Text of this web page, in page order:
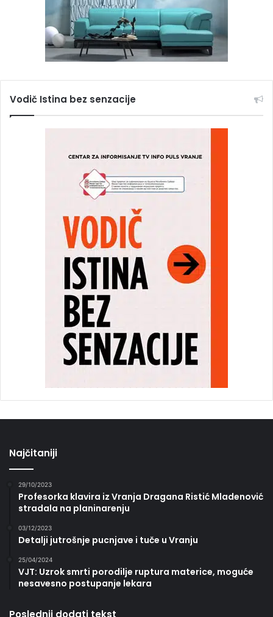
Vodič Istina bez senzacije
Najčitaniji
29/10/2023
Profesorka klavira iz Vranja Dragana Ristić Mladenović
stradala na planinarenju
03/12/2023
Detalji jutrošnje pucnjave i tuče u Vranju
25/04/2024
VJT: Uzrok smrti porodilje ruptura materice, moguće
nesavesno postupanje lekara
Poslednji dodati tekst